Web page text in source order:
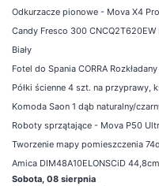
Odkurzacze pionowe - Mova X4
Candy Fresco 300
Biały
Fotel do Spania CORRA
Półki ścienne 4 szt. na przyprawy,
Komoda Saon 1 dąb naturalny/
Roboty sprzątające - Mova P50
Tworzenie mapy pomieszczenia
Amica DIM48A10ELONSCiD 44,8cm
Sobota, 08 sierpnia